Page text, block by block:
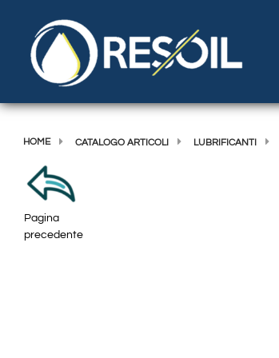
HOME CATALOGO ARTICOLI LUBRIFICANTI
Pagina
precedente